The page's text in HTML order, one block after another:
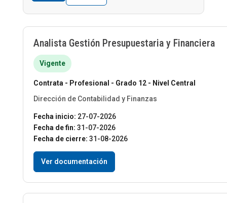
Analista Gestión Presupuestaria y Financiera
Vigente
Contrata - Profesional - Grado 12 - Nivel Central
Dirección de Contabilidad y Finanzas
Fecha inicio: 27-07-2026
Fecha de fin: 31-07-2026
Fecha de cierre: 31-08-2026
Ver documentación